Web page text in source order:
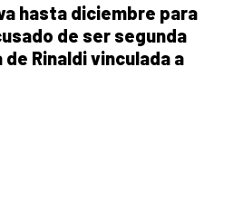
hasta diciembre para
de ser segunda
de Rinaldi vinculada a